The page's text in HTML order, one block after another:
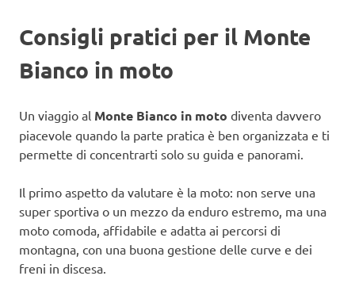
Consigli pratici per il Monte
Bianco in moto
Un viaggio al Monte Bianco in moto diventa davvero
piacevole quando la parte pratica è ben organizzata e ti
permette di concentrarti solo su guida e panorami.
Il primo aspetto da valutare è la moto: non serve una
super sportiva o un mezzo da enduro estremo, ma una
moto comoda, affidabile e adatta ai percorsi di
montagna, con una buona gestione delle curve e dei
freni in discesa.